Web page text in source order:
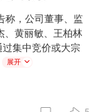
称，公司董事、监
、黄丽敏、王柏林
集中竞价或大宗
展开